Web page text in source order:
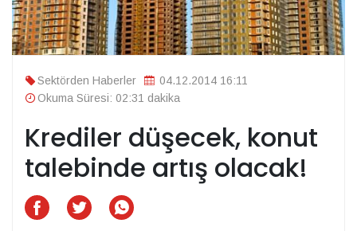
Sektörden Haberler
04.12.2014 16:11
Okuma Süresi: 02:31 dakika
Krediler düşecek, konut
talebinde artış olacak!